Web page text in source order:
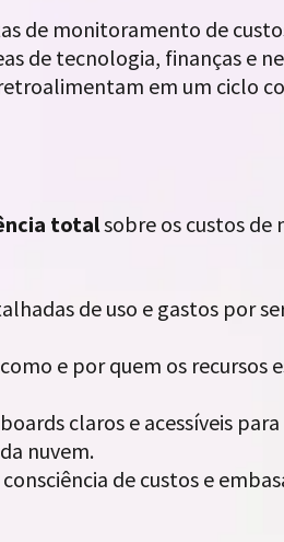
de monitoramento de
de tecnologia, finanças e
em um ciclo
totalsobre os custos de
de uso e gastos por
e por quem os recursos
claros e acessíveis
nuvem.
de custos e